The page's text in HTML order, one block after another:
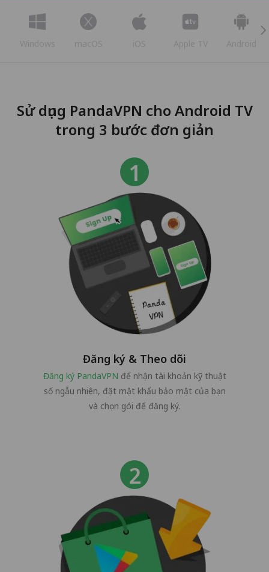
Windows macOS iOS Apple TV Android
Sử dụng PandaVPN cho Android TV
trong 3 bước đơn giản
Đăng ký & Theo dõi
Đăng ký PandaVPN để nhận tài khoản kỹ thuật
số ngẫu nhiên, đặt mật khẩu bảo mật của bạn
và chọn gói để đăng ký.